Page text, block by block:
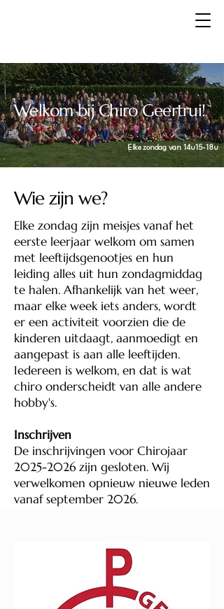
Welkom bij Chiro Geertrui!
Elke zondag van 14u15-18u
Wie zijn we?
Elke zondag zijn meisjes vanaf het
eerste leerjaar welkom om samen
met leeftijdsgenootjes en hun
leiding alles uit hun zondagmiddag
te halen. Afhankelijk van het weer,
maar elke week iets anders, wordt
er een activiteit voorzien die de
kinderen uitdaagt, aanmoedigt en
aangepast is aan alle leeftijden.
Iedereen is welkom, en dat is wat
chiro onderscheidt van alle andere
hobby's.
Inschrijven
De inschrijvingen voor Chirojaar
2025-2026 zijn gesloten. Wij
verwelkomen opnieuw nieuwe leden
vanaf september 2026.